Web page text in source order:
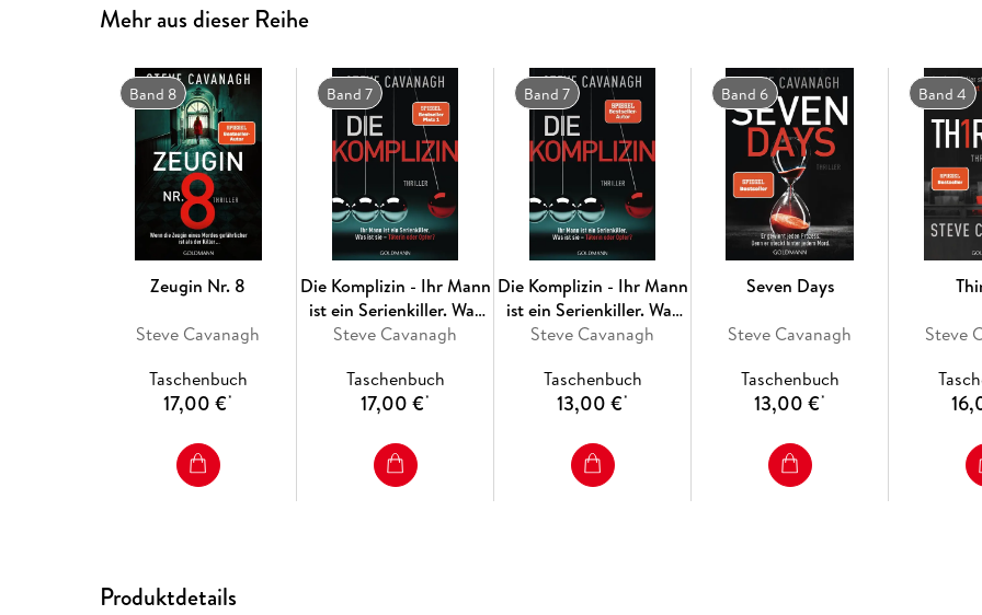
Mehr aus dieser Reihe
Band 8
Zeugin Nr. 8
Steve Cavanagh
Taschenbuch
17,00 €*
Band 7
Die Komplizin - Ihr Mann
ist ein Serienkiller. Was
ist sie - Täterin oder
Steve Cavanagh
Taschenbuch
17,00 €*
Band 7
Die Komplizin - Ihr Mann
ist ein Serienkiller. Was
ist sie - Täterin oder
Steve Cavanagh
Taschenbuch
13,00 €*
Band 6
Seven Days
Steve Cavanagh
Taschenbuch
13,00 €*
Band 4
Steve
Produktdetails